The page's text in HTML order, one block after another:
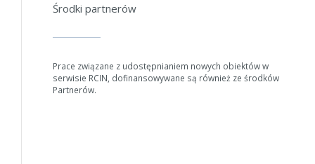
Jeśli generowanie trwa zbyt długo można ograniczyć dane np.
Środki partnerów
Prace związane z udostępnianiem nowych obiektów w
serwisie RCIN, dofinansowywane są również ze środków
Partnerów.